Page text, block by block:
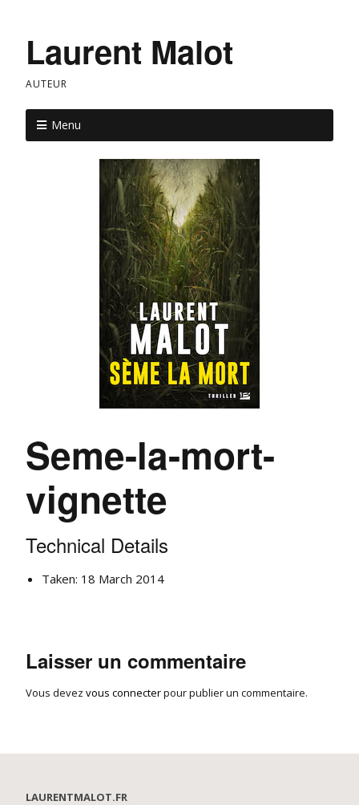
Laurent Malot
AUTEUR
Menu
Seme-la-mort-
vignette
Technical Details
Taken: 18 March 2014
Laisser un commentaire
Vous devez vous connecterpour publier un commentaire.
LAURENTMALOT.FR